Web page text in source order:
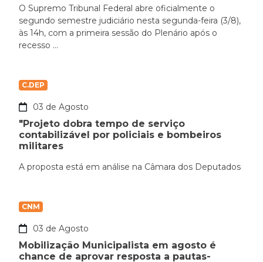
O Supremo Tribunal Federal abre oficialmente o
segundo semestre judiciário nesta segunda-feira (3/8),
às 14h, com a primeira sessão do Plenário após o
recesso ...
C.DEP
03 de Agosto
"Projeto dobra tempo de serviço
contabilizável por policiais e bombeiros
militares
A proposta está em análise na Câmara dos Deputados
CNM
03 de Agosto
Mobilização Municipalista em agosto é
chance de aprovar resposta a pautas-